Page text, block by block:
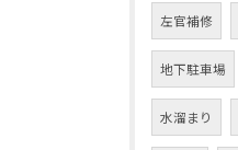
左官補修
地下駐車場
水溜まり